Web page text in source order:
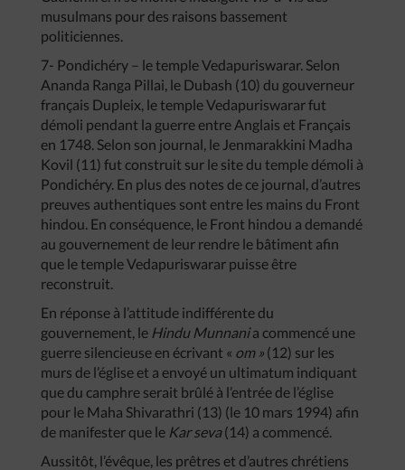
musulmans pour des raisons bassement
politiciennes.
7- Pondichéry – le temple Vedapuriswarar. Selon
Ananda Ranga Pillai, le Dubash (10) du gouverneur
français Dupleix, le temple Vedapuriswarar fut
démoli pendant la guerre entre Anglais et Français
en 1748. Selon son journal, le Jenmarakkini Madha
Kovil (11) fut construit sur le site du temple démoli à
Pondichéry. En plus des notes de ce journal, d’autres
preuves authentiques sont entre les mains du Front
hindou. En conséquence, le Front hindou a demandé
au gouvernement de leur rendre le bâtiment afin
que le temple Vedapuriswarar puisse être
reconstruit.
En réponse à l’attitude indifférente du
gouvernement, le Hindu Munnania commencé une
guerre silencieuse en écrivant « om » (12) sur les
murs de l’église et a envoyé un ultimatum indiquant
que du camphre serait brûlé à l’entrée de l’église
pour le Maha Shivarathri (13) (le 10 mars 1994) afin
de manifester que le Kar seva(14) a commencé.
Aussitôt, l’évêque, les prêtres et d’autres chrétiens